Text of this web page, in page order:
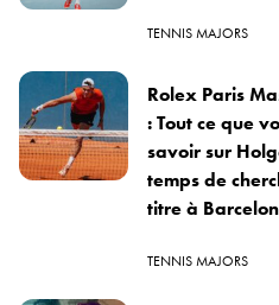
TENNIS MAJORS
Rolex Paris
: Tout ce que
savoir sur
temps de
titre à
TENNIS MAJORS